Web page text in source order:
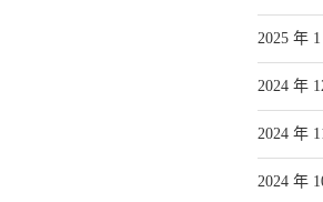
2025 年 1
2024 年
2024 年
2024 年